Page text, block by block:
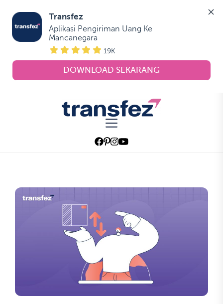
Transfez
Aplikasi Pengiriman Uang Ke
Mancanegara
19K
DOWNLOAD SEKARANG
Transfez